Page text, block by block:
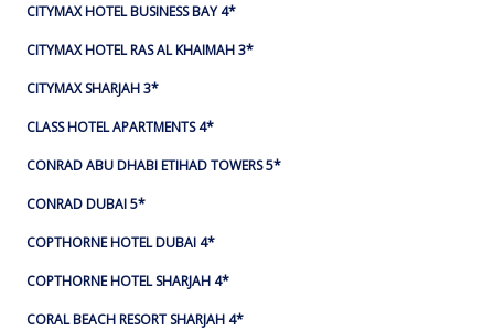
CITYMAX HOTEL BUSINESS BAY 4*
CITYMAX HOTEL RAS AL KHAIMAH 3*
CITYMAX SHARJAH 3*
CLASS HOTEL APARTMENTS 4*
CONRAD ABU DHABI ETIHAD TOWERS 5*
CONRAD DUBAI 5*
COPTHORNE HOTEL DUBAI 4*
COPTHORNE HOTEL SHARJAH 4*
CORAL BEACH RESORT SHARJAH 4*